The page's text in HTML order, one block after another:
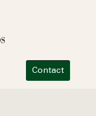
Contact